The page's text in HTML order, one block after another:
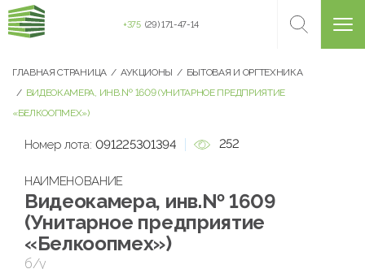
+375 (29) 171-47-14
ГЛАВНАЯ СТРАНИЦА АУКЦИОНЫ
БЫТОВАЯ И ОРГТЕХНИКА
ВИДЕОКАМЕРА, ИНВ.№ 1609 (УНИТАРНОЕ ПРЕДПРИЯТИЕ
«БЕЛКООПМЕХ»)
Номер лота: 091225301394 252
НАИМЕНОВАНИЕ
Видеокамера, инв.№ 1609
(Унитарное предприятие
«Белкоопмех»)
б/у